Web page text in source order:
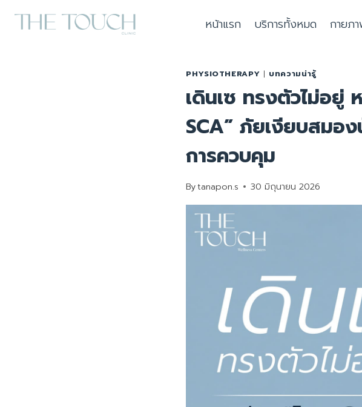
หน้าแรก บริการทั้งหมด กายภ
PHYSIOTHERAPY | บทความน่ารู้
เดินเซ ทรงตัวไม่อยู่
SCA” ภัยเงียบสมอ
การควบคุม
Bytanapon.s 30 มิถุนายน 2026